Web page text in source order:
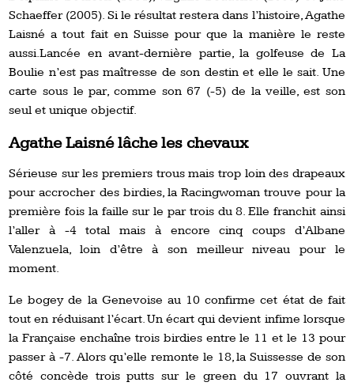
Schaeffer (2005). Si le résultat restera dans l’histoire, Agathe
Laisné a tout fait en Suisse pour que la manière le reste
aussi.Lancée en avant-dernière partie, la golfeuse de La
Boulie n’est pas maîtresse de son destin et elle le sait. Une
carte sous le par, comme son 67 (-5) de la veille, est son
seul et unique objectif.
Agathe Laisné lâche les chevaux
Sérieuse sur les premiers trous mais trop loin des drapeaux
pour accrocher des birdies, la Racingwoman trouve pour la
première fois la faille sur le par trois du 8. Elle franchit ainsi
l’aller à -4 total mais à encore cinq coups d’Albane
Valenzuela, loin d’être à son meilleur niveau pour le
moment.
Le bogey de la Genevoise au 10 confirme cet état de fait
tout en réduisant l’écart. Un écart qui devient infime lorsque
la Française enchaîne trois birdies entre le 11 et le 13 pour
passer à -7. Alors qu’elle remonte le 18, la Suissesse de son
côté concède trois putts sur le green du 17 ouvrant la